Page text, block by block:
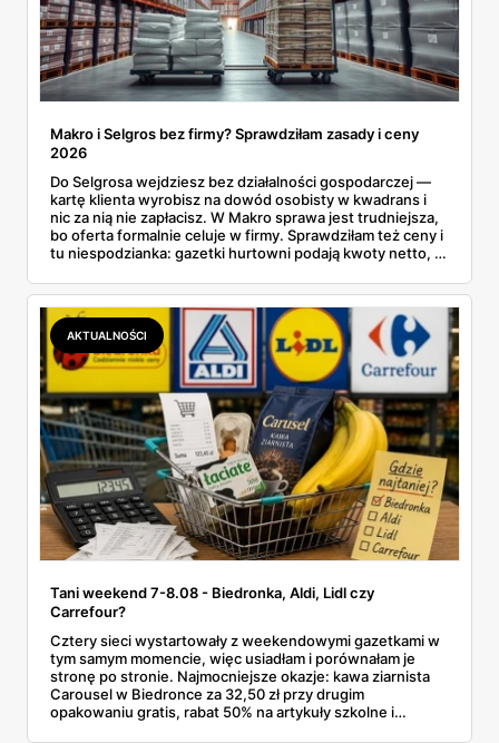
Makro i Selgros bez firmy? Sprawdziłam zasady i ceny
2026
Do Selgrosa wejdziesz bez działalności gospodarczej —
kartę klienta wyrobisz na dowód osobisty w kwadrans i
nic za nią nie zapłacisz. W Makro sprawa jest trudniejsza,
bo oferta formalnie celuje w firmy. Sprawdziłam też ceny i
tu niespodzianka: gazetki hurtowni podają kwoty netto, a
zawsze wygrywa — ta sama kawa ziarnista kosztuje w
Makro ponad dwa razy więcej niż w weekendowej
promocji dyskontu.
AKTUALNOŚCI
Tani weekend 7-8.08 - Biedronka, Aldi, Lidl czy
Carrefour?
Cztery sieci wystartowały z weekendowymi gazetkami w
tym samym momencie, więc usiadłam i porównałam je
stronę po stronie. Najmocniejsze okazje: kawa ziarnista
Carousel w Biedronce za 32,50 zł przy drugim
opakowaniu gratis, rabat 50% na artykuły szkolne i